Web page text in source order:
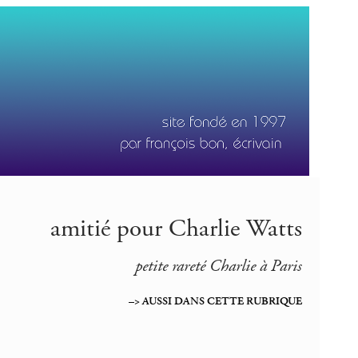
amitié pour Charlie Watts
petite rareté Charlie à Paris
–> AUSSI DANS CETTE RUBRIQUE